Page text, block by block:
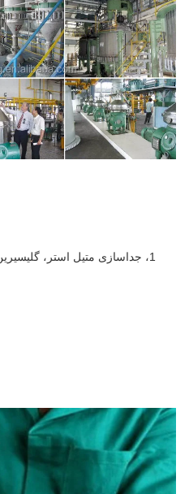
1، جداسازی متیل استر، گلیسیرین، کاتالیزور، صابون زدایی، متانول